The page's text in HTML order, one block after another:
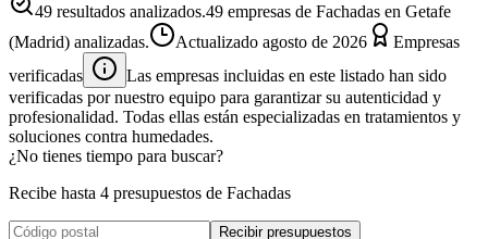
49 resultados analizados.49 empresas de Fachadas en Getafe
(Madrid) analizadas.
Actualizado agosto de 2026
Empresas
verificadas
Las empresas incluidas en este listado han sido
verificadas por nuestro equipo para garantizar su autenticidad y
profesionalidad. Todas ellas están especializadas en tratamientos y
soluciones contra humedades.
¿No tienes tiempo para buscar?
Recibe hasta 4 presupuestos de Fachadas
Recibir presupuestos